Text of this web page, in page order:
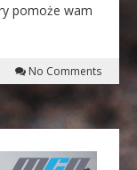
pomoże wam
No Comments